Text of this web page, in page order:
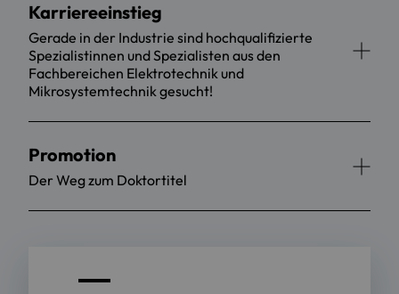
Karriereeinstieg
Gerade in der Industrie sind hochqualifizierte
Spezialistinnen und Spezialisten aus den
Fachbereichen Elektrotechnik und
Mikrosystemtechnik gesucht!
Promotion
Der Weg zum Doktortitel